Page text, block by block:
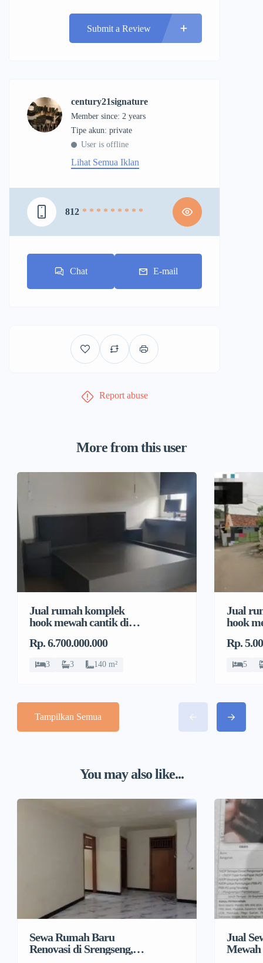
Submit a Review
century21signature
Member since: 2 years
tipe akun: private
User is offline
Lihat Semua Iklan
812 * * * * * * * * *
Chat E-mail
Report abuse
More from this user
Jual rumah komplek
hook mewah cantik di
Sawit
Rp. 6.700.000.000
3 3 140 m²
Jual
hook
Sawit
Rp.
5
Tampilkan Semua
You may also like...
Sewa Rumah Baru
Renovasi di Srengseng,
Jual
Mewah